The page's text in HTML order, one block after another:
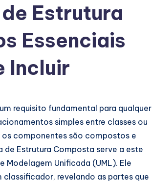
Estrutura
Essenciais
Incluir
requisito fundamental para qualquer
simples entre classes ou
componentes são compostos e
Estrutura Composta serve a este
Unificada (UML). Ele
revelando as partes que